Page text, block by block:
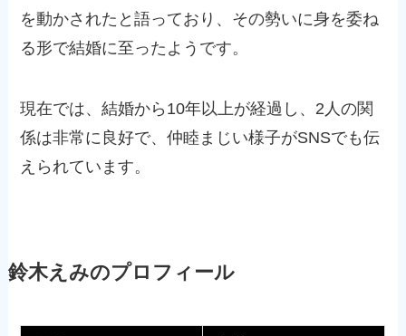
を動かされたと語っており、その勢いに身を委ね
る形で結婚に至ったようです。
現在では、結婚から10年以上が経過し、2人の関
係は非常に良好で、仲睦まじい様子がSNSでも伝
えられています。
鈴木えみのプロフィール